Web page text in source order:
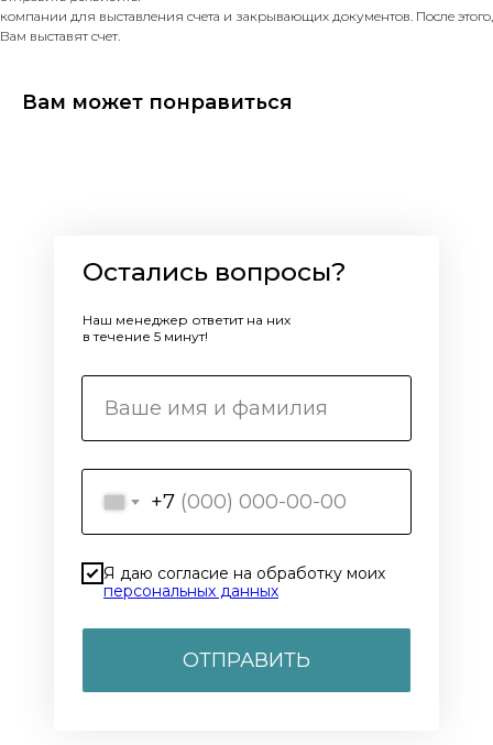
компании для выставления счета и закрывающих документов. После этого,
Вам выставят счет.
Вам может понравиться
+7
Я даю согласие на обработку моих
персональных данных
ОТПРАВИТЬ
Остались вопросы?
Наш менеджер ответит на них
в течение 5 минут!